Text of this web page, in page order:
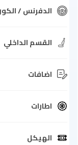
الدفرنس /
القسم الداخلي
اضافات
اطارات
الهيكل